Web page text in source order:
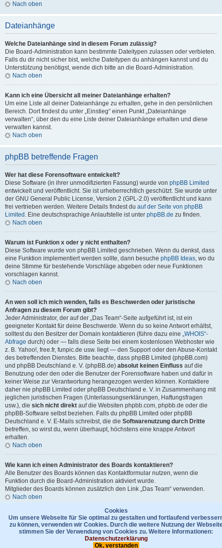
Nach oben
Dateianhänge
Welche Dateianhänge sind in diesem Forum zulässig?
Die Board-Administration kann bestimmte Dateitypen zulassen oder verbieten.
Falls du dir nicht sicher bist, welche Dateitypen du anhängen kannst und du
Unterstützung benötigst, wende dich bitte an die Board-Administration.
Nach oben
Kann ich eine Übersicht all meiner Dateianhänge erhalten?
Um eine Liste all deiner Dateianhänge zu erhalten, gehe in den persönlichen
Bereich. Dort findest du unter „Einstieg“ einen Punkt „Dateianhänge
verwalten“, über den du eine Liste deiner Dateianhänge erhalten und diese
verwalten kannst.
Nach oben
phpBB betreffende Fragen
Wer hat diese Forensoftware entwickelt?
Diese Software (in ihrer unmodifizierten Fassung) wurde von phpBB Limited
entwickelt und veröffentlicht. Sie ist urheberrechtlich geschützt. Sie wurde unter
der GNU General Public License, Version 2 (GPL-2.0) veröffentlicht und kann
frei vertrieben werden. Weitere Details findest du auf der Seite von phpBB
Limited . Eine deutschsprachige Anlaufstelle ist unter phpBB.de zu finden.
Nach oben
Warum ist Funktion x oder y nicht enthalten?
Diese Software wurde von phpBB Limited geschrieben. Wenn du denkst, dass
eine Funktion implementiert werden sollte, dann besuche phpBB Ideas, wo du
deine Stimme für bestehende Vorschläge abgeben oder neue Funktionen
vorschlagen kannst.
Nach oben
An wen soll ich mich wenden, falls es Beschwerden oder juristische
Anfragen zu diesem Forum gibt?
Jeder Administrator, der auf der „Das Team“-Seite aufgeführt ist, ist ein
geeigneter Kontakt für deine Beschwerde. Wenn du so keine Antwort erhältst,
solltest du den Besitzer der Domain kontaktieren (führe dazu eine „WHOIS“-
Abfrage durch) oder — falls diese Seite bei einem kostenlosen Webhoster wie
z. B. Yahoo!, free.fr, funpic.de usw. liegt — den Support oder den Abuse-Kontakt
des betreffenden Dienstes. Bitte beachte, dass phpBB Limited (phpBB.com)
und phpBB Deutschland e. V. (phpBB.de) absolut keinen Einfluss auf die
Benutzung oder den oder die Benutzer der Forensoftware haben und dafür in
keiner Weise zur Verantwortung herangezogen werden können. Kontaktiere
daher nie phpBB Limited oder phpBB Deutschland e. V. in Zusammenhang mit
jeglichen juristischen Fragen (Unterlassungserklärungen, Haftungsfragen
usw.), die sich nicht direkt auf die Websiten phpbb.com, phpbb.de oder die
phpBB-Software selbst beziehen. Falls du phpBB Limited oder phpBB
Deutschland e. V. E-Mails schreibst, die die Softwarenutzung durch Dritte
betreffen, so wirst du, wenn überhaupt, höchstens eine knappe Antwort
erhalten.
Nach oben
Wie kann ich einen Administrator des Boards kontaktieren?
Alle Benutzer des Boards können das Kontaktformular nutzen, wenn die
Funktion durch die Board-Administration aktiviert wurde.
Mitglieder des Boards können zusätzlich den Link „Das Team“ verwenden.
Nach oben
Gehe zu
Cookies
Um unsere Webseite für Sie optimal zu gestalten und fortlaufend
zu können, verwenden wir Cookies. Durch die weitere Nutzung der
stimmen Sie der Verwendung von Cookies zu. Weitere Informationen:
Datenschutzerklärung
Ok, verstanden
Foren-Übersicht Das Team
Datenschutzerklärung
Kontakt